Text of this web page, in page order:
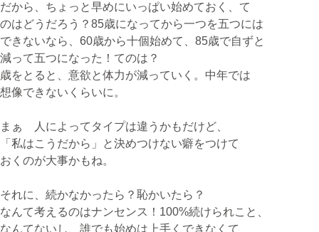
だから、ちょっと早めにいっぱい始めておく、て
のはどうだろう？85歳になってから一つを五つには
できないなら、60歳から十個始めて、85歳で自ずと
減って五つになった！てのは？
歳をとると、意欲と体力が減っていく。中年では
想像できないくらいに。
まぁ 人によってタイプは違うかもだけど、
「私はこうだから」と決めつけない癖をつけて
おくのが大事かもね。
それに、続かなかったら？恥かいたら？
なんて考えるのはナンセンス！100%続けられこと、
なんてないし、誰でも始めは上手くできなくて